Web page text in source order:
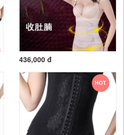
436,000 đ
HOT